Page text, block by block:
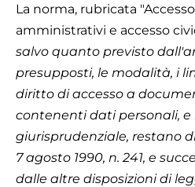
La norma, rubricata
amministrativi e accesso
salvo quanto previsto
presupposti, le modalità, i
diritto di accesso a
contenenti dati personali,
giurisprudenziale, restano
7 agosto 1990, n. 241, e
dalle altre disposizioni di